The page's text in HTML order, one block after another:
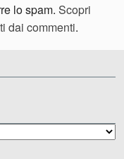
lo spam. Scopri
dai commenti.